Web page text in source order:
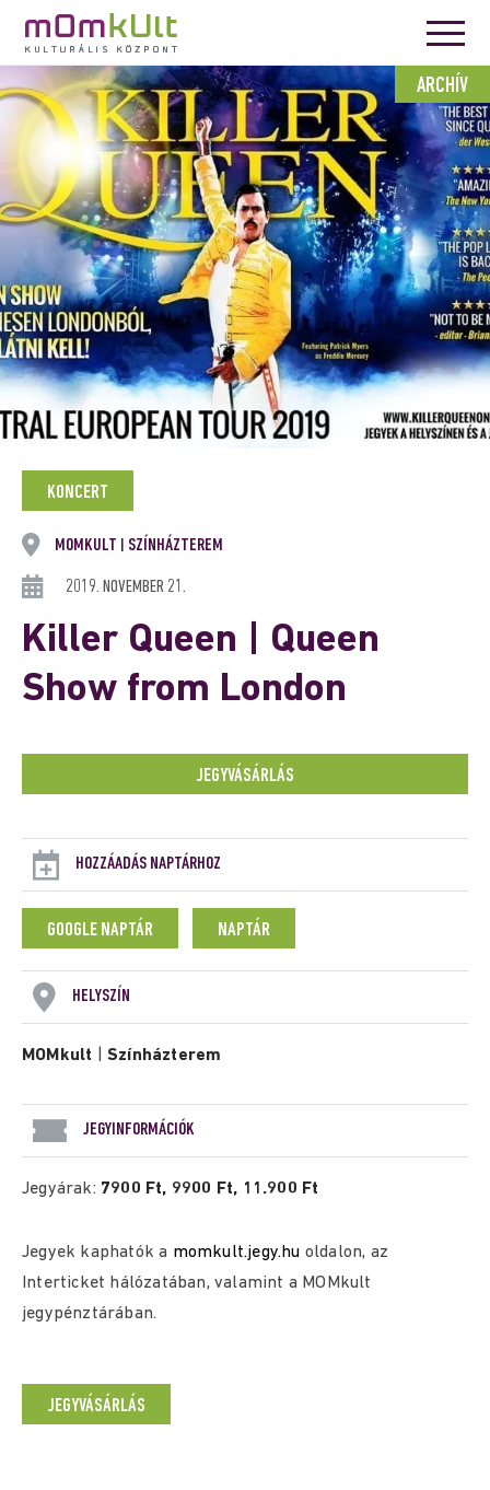
ARCHÍV
KONCERT
MOMKULT SZÍNHÁZTEREM
2019. NOVEMBER 21.
Killer Queen | Queen
Show from London
JEGYVÁSÁRLÁS
HOZZÁADÁS NAPTÁRHOZ
GOOGLE NAPTÁR NAPTÁR
HELYSZÍN
MOMkult |Színházterem
JEGYINFORMÁCIÓK
Jegyárak: 7900 Ft, 9900 Ft, 11.900 Ft
Jegyek kaphatók a momkult.jegy.hu oldalon, az
Interticket hálózatában, valamint a MOMkult
jegypénztárában.
JEGYVÁSÁRLÁS